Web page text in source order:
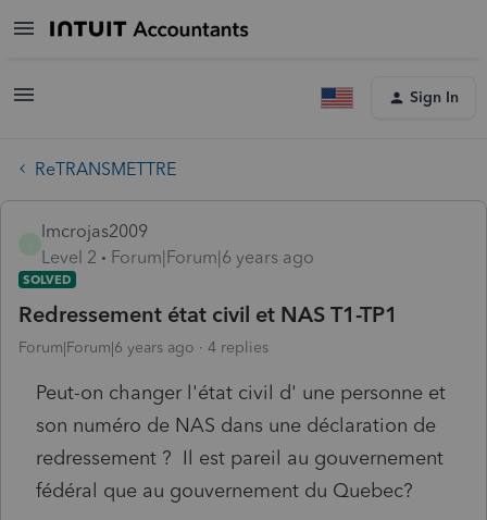
Sign In
ReTRANSMETTRE
lmcrojas2009
Level 2
Forum|Forum|6 years ago
SOLVED
Redressement état civil et NAS T1-TP1
Forum|Forum|6 years ago 4 replies
Peut-on changer l'état civil d' une personne et
son numéro de NAS dans une déclaration de
redressement ? Il est pareil au gouvernement
fédéral que au gouvernement du Quebec?